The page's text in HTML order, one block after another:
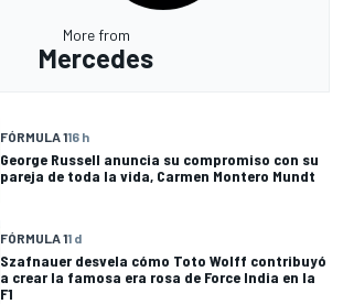
More from
Mercedes
FÓRMULA 116 h
George Russell anuncia su compromiso con su
pareja de toda la vida, Carmen Montero Mundt
FÓRMULA 11 d
Szafnauer desvela cómo Toto Wolff contribuyó
a crear la famosa era rosa de Force India en la
F1